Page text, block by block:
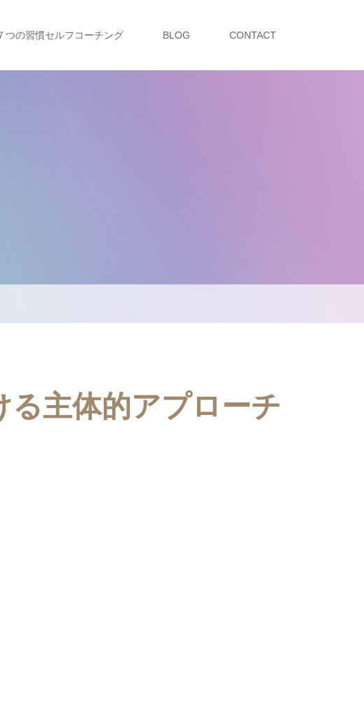
つの習慣セルフコーチング BLOG CONTACT
主体的アプローチ